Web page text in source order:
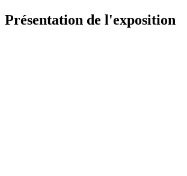
Présentation de l'exposition